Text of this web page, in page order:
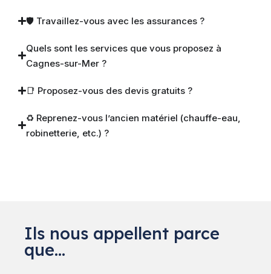
🛡 Travaillez-vous avec les assurances ?
Quels sont les services que vous proposez à
Cagnes-sur-Mer ?
📑 Proposez-vous des devis gratuits ?
♻️ Reprenez-vous l’ancien matériel (chauffe-eau,
robinetterie, etc.) ?
Ils nous appellent parce
que…